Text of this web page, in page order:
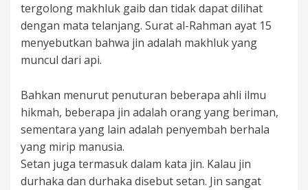
tergolong makhluk gaib dan tidak dapat dilihat
dengan mata telanjang. Surat al-Rahman ayat 15
menyebutkan bahwa jin adalah makhluk yang
muncul dari api.
Bahkan menurut penuturan beberapa ahli ilmu
hikmah, beberapa jin adalah orang yang beriman,
sementara yang lain adalah penyembah berhala
yang mirip manusia.
Setan juga termasuk dalam kata jin. Kalau jin
durhaka dan durhaka disebut setan. Jin sangat